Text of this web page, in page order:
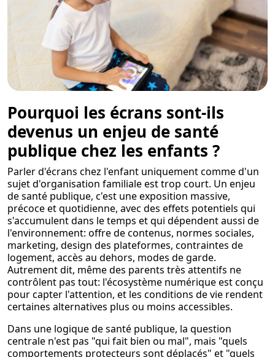
Pourquoi les écrans sont-ils
devenus un enjeu de santé
publique chez les enfants ?
Parler d'écrans chez l'enfant uniquement comme d'un
sujet d'organisation familiale est trop court. Un enjeu
de santé publique, c'est une exposition massive,
précoce et quotidienne, avec des effets potentiels qui
s'accumulent dans le temps et qui dépendent aussi de
l'environnement: offre de contenus, normes sociales,
marketing, design des plateformes, contraintes de
logement, accès au dehors, modes de garde.
Autrement dit, même des parents très attentifs ne
contrôlent pas tout: l'écosystème numérique est conçu
pour capter l'attention, et les conditions de vie rendent
certaines alternatives plus ou moins accessibles.
Dans une logique de santé publique, la question
centrale n'est pas "qui fait bien ou mal", mais "quels
comportements protecteurs sont déplacés" et "quels